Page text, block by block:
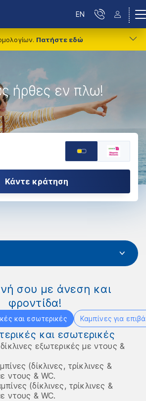
Πατήστε εδώ
EN
ήρθες εν πλω!
Κάντε κράτηση
σου με άνεση και
φροντίδα!
και εσωτερικές Καμπίνες για
και εσωτερικές
εξωτερικές με ντους &
(δίκλινες, τρίκλινες &
ντους & WC.
(δίκλινες, τρίκλινες &
ντους & WC.